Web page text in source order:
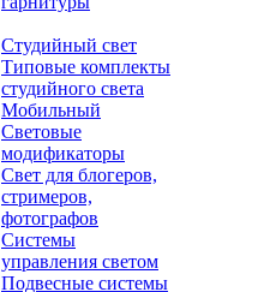
Студийный свет
Типовые комплекты
студийного света
Мобильный
Световые
модификаторы
Свет для блогеров,
стримеров,
фотографов
Системы
управления светом
Подвесные системы